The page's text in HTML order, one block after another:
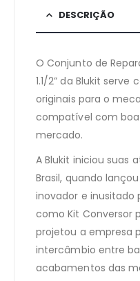
DESCRIÇÃO
O Conjunto de
1.1/2” da Blukit
originais para o
compatível com
mercado.
A Blukit iniciou suas
Brasil, quando
inovador e inusitado
como Kit Conversor
projetou a empresa
intercâmbio entre
acabamentos das